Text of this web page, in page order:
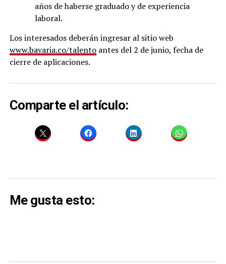
años de haberse graduado y de experiencia
laboral.
Los interesados deberán ingresar al sitio web
www.bavaria.co/talentoantes del 2 de junio, fecha de
cierre de aplicaciones.
Comparte el artículo:
Me gusta esto: